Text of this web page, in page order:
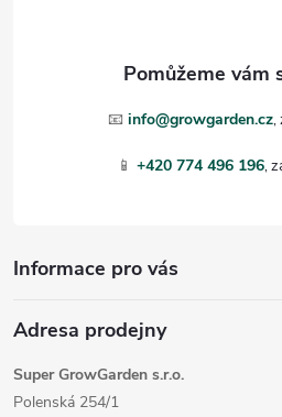
📧 info@growgarden.cz
📱 +420 774 496 196
Informace pro vás
Adresa prodejny
Super GrowGarden s.r.o.
Polenská 254/1